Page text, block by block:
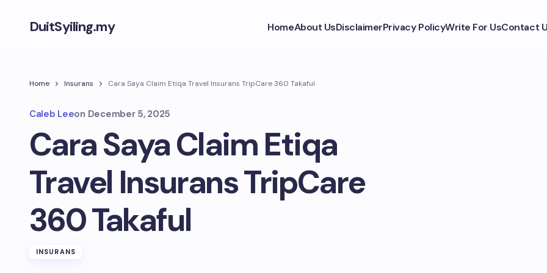
DuitSyiling.my HomeAbout UsDisclaimerPrivacy PolicyWrite For UsContact
Home Insurans Cara Saya Claim Etiqa Travel Insurans TripCare 360 Takaful
Caleb Leeon December 5, 2025
Cara Saya Claim Etiqa
Travel Insurans TripCare
360 Takaful
INSURANS